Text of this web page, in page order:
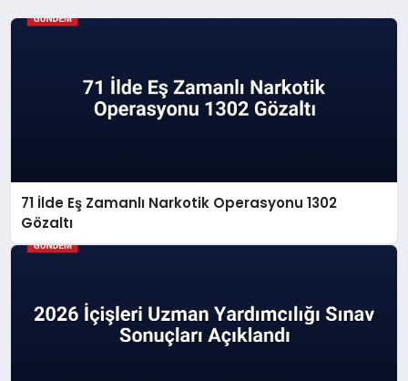
71 İlde Eş Zamanlı Narkotik Operasyonu 1302
Gözaltı